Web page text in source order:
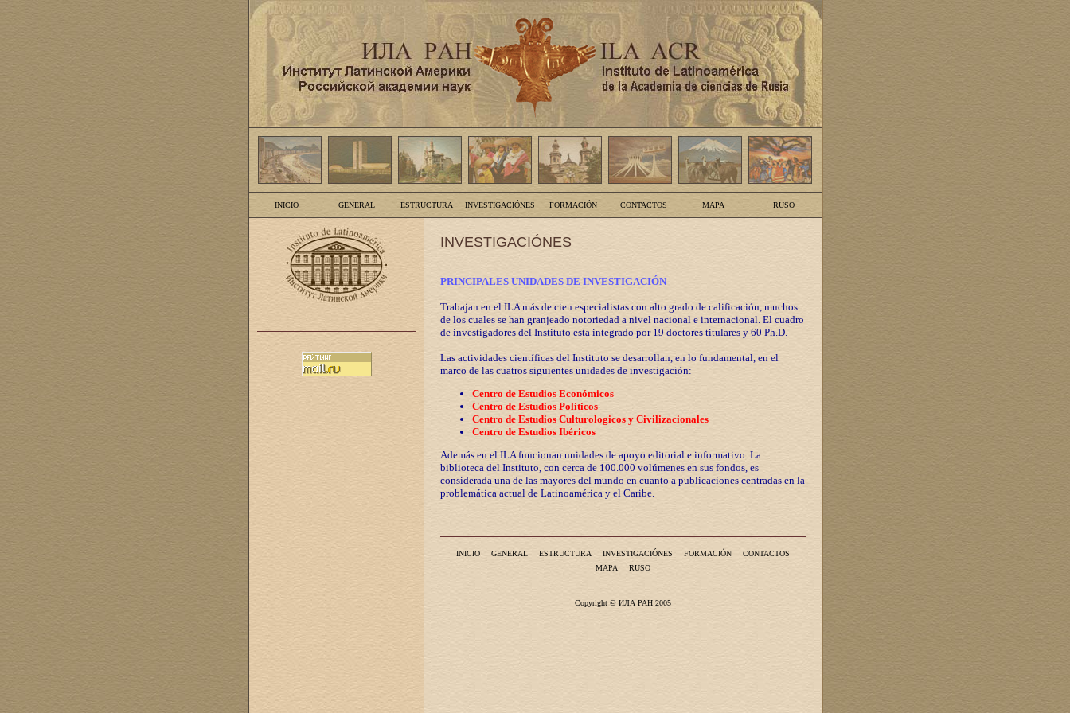
INICIO GENERAL ESTRUCTURA INVESTIGACIÓNES FORMACIÓN CONTACTOS MAPA RUSO
INVESTIGACIÓNES
PRINCIPALES UNIDADES DE INVESTIGACIÓN
Trabajan en el ILA más de cien especialistas con alto grado de calificación, muchos
de los cuales se han granjeado notoriedad a nivel nacional e internacional. El cuadro
de investigadores del Instituto esta integrado por 19 doctores titulares y 60 Ph.D.
Las actividades científicas del Instituto se desarrollan, en lo fundamental, en el
marco de las cuatros siguientes unidades de investigación:
Centro de Estudios Económicos
Centro de Estudios Políticos
Centro de Estudios Culturologicos y Civilizacionales
Centro de Estudios Ibéricos
Además en el ILA funcionan unidades de apoyo editorial e informativo. La
biblioteca del Instituto, con cerca de 100.000 volúmenes en sus fondos, es
considerada una de las mayores del mundo en cuanto a publicaciones centradas en la
problemática actual de Latinoamérica y el Caribe.
INICIO GENERAL ESTRUCTURA INVESTIGACIÓNES FORMACIÓN
CONTACTOS
MAPA
RUSO
Copyright © ИЛА РАН 2005